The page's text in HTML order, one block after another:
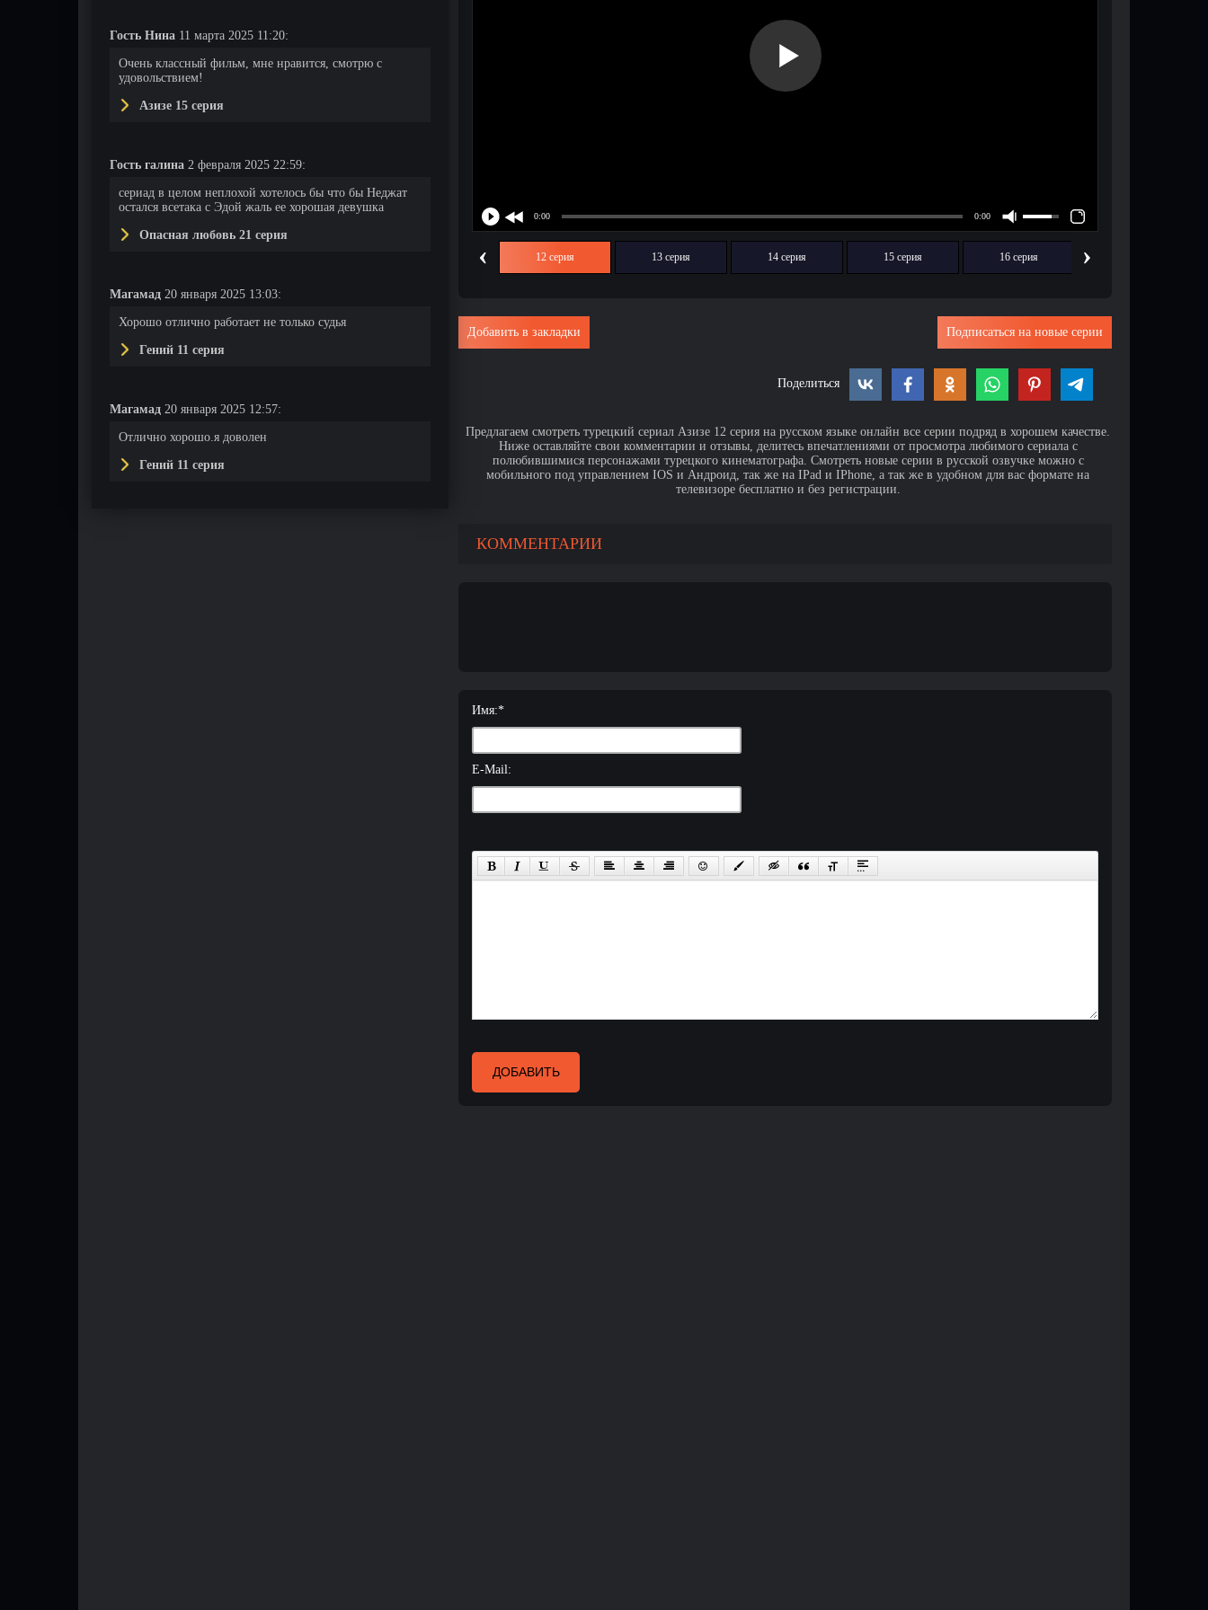
Гость Нина 11 марта 2025 11:20:
Очень классный фильм, мне нравится, смотрю с
удовольствием!
Азизе 15 серия
Гость галина 2 февраля 2025 22:59:
сериад в целом неплохой хотелось бы что бы Неджат
остался всетака с Эдой жаль ее хорошая девушка
Опасная любовь 21 серия
Магамад 20 января 2025 13:03:
Хорошо отлично работает не только судья
Гений 11 серия
Магамад 20 января 2025 12:57:
Отлично хорошо.я доволен
Гений 11 серия
‹ 12 серия 13 серия 14 серия 15 серия 16 серия ›
Подписаться на новые серии
Добавить в закладки
Поделиться
Предлагаем смотреть турецкий сериал Азизе 12 серия на русском языке онлайн все серии подряд в хорошем качестве.
Ниже оставляйте свои комментарии и отзывы, делитесь впечатлениями от просмотра любимого сериала с
полюбившимися персонажами турецкого кинематографа. Смотреть новые серии в русской озвучке можно с
мобильного под управлением IOS и Андроид, так же на IPad и IPhone, а так же в удобном для вас формате на
телевизоре бесплатно и без регистрации.
КОММЕНТАРИИ
Имя:*
E-Mail:
ДОБАВИТЬ